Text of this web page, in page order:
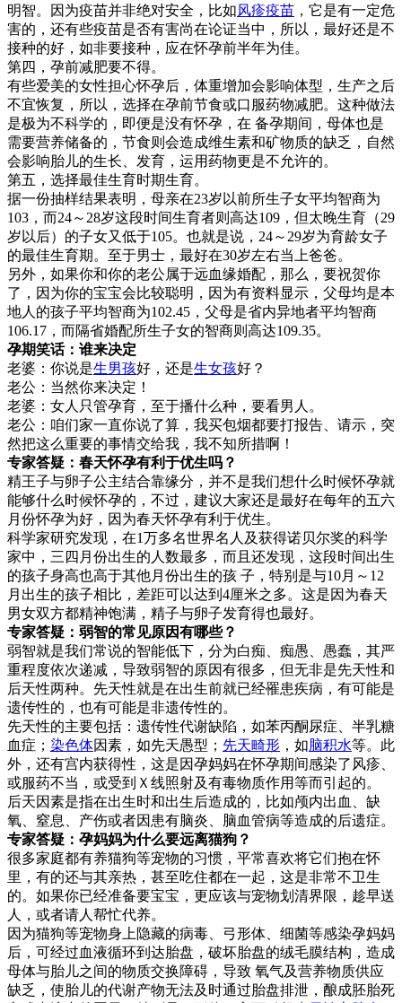
明智。因为疫苗并非绝对安全，比如风疹疫苗 ，它是有一定危
害的，还有些疫苗是否有害尚在论证当中，所以，最好还是不
接种的好，如非要接种，应在怀孕前半年为佳。
第四，孕前减肥要不得。
有些爱美的女性担心怀孕后，体重增加会影响体型，生产之后
不宜恢复，所以，选择在孕前节食或口服药物减肥。这种做法
是极为不科学的，即便是没有怀孕，在 备孕期间，母体也是
需要营养储备的，节食则会造成维生素和矿物质的缺乏，自然
会影响胎儿的生长、发育，运用药物更是不允许的。
第五，选择最佳生育时期生育。
据一份抽样结果表明，母亲在23岁以前所生子女平均智商为
103，而24～28岁这段时间生育者则高达109，但太晚生育（29
岁以后）的子女又低于105。也就是说，24～29岁为育龄女子
的最佳生育期。至于男士，最好在30岁左右当上爸爸。
另外，如果你和你的老公属于远血缘婚配，那么，要祝贺你
了，因为你的宝宝会比较聪明，因为有资料显示，父母均是本
地人的孩子平均智商为102.45，父母是省内异地者平均智商
106.17，而隔省婚配所生子女的智商则高达109.35。
孕期笑话：谁来决定
老婆：你说是生男孩好，还是生女孩好？
老公：当然你来决定！
老婆：女人只管孕育，至于播什么种，要看男人。
老公：咱们家一直你说了算，我买包烟都要打报告、请示，突
然把这么重要的事情交给我，我不知所措啊！
专家答疑：春天怀孕有利于优生吗？
精王子与卵子公主结合靠缘分，并不是我们想什么时候怀孕就
能够什么时候怀孕的，不过，建议大家还是最好在每年的五六
月份怀孕为好，因为春天怀孕有利于优生。
科学家研究发现，在1万多名世界名人及获得诺贝尔奖的科学
家中，三四月份出生的人数最多，而且还发现，这段时间出生
的孩子身高也高于其他月份出生的孩 子，特别是与10月～12
月出生的孩子相比，差距可以达到4厘米之多。这是因为春天
男女双方都精神饱满，精子与卵子发育得也最好。
专家答疑：弱智的常见原因有哪些？
弱智就是我们常说的智能低下，分为白痴、痴愚、愚蠢，其严
重程度依次递减，导致弱智的原因有很多，但无非是先天性和
后天性两种。先天性就是在出生前就已经罹患疾病，有可能是
遗传性的，也有可能是非遗传性的。
先天性的主要包括：遗传性代谢缺陷，如苯丙酮尿症、半乳糖
血症； 染色体因素，如先天愚型； 先天畸形 ，如脑积水等。此
外，还有宫内获得性，这是因孕妈妈在怀孕期间感染了风疹、
或服药不当，或受到Ｘ线照射及有毒物质作用等而引起的。
后天因素是指在出生时和出生后造成的，比如颅内出血、缺
氧、窒息、产伤或者因患有脑炎、脑血管病等造成的后遗症。
专家答疑：孕妈妈为什么要远离猫狗？
很多家庭都有养猫狗等宠物的习惯，平常喜欢将它们抱在怀
里，有的还与其亲热，甚至吃住都在一起，这是非常不卫生
的。如果你已经准备要宝宝，更应该与宠物划清界限，趁早送
人，或者请人帮忙代养。
因为猫狗等宠物身上隐藏的病毒、弓形体、细菌等感染孕妈妈
后，可经过血液循环到达胎盘，破坏胎盘的绒毛膜结构，造成
母体与胎儿之间的物质交换障碍，导致 氧气及营养物质供应
缺乏，使胎儿的代谢产物无法及时通过胎盘排泄，酿成胚胎死